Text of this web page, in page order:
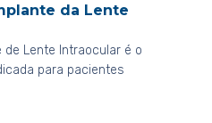
da Lente
Lente Intraocular é o
para pacientes